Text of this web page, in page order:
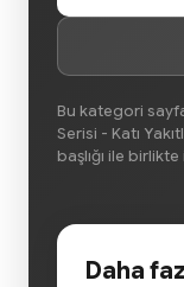
Bu kategori
Serisi - Katı
başlığı ile
Daha